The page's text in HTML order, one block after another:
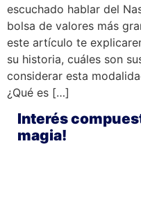
escuchado hablar del
bolsa de valores más
este artículo te
su historia, cuáles son
considerar esta
¿Qué es […]
Interés
magia!